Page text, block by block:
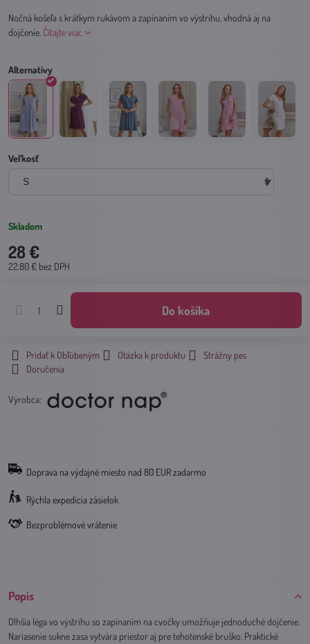
Nočná košeľa s krátkym rukávom a zapínaním vo výstrihu, vhodná aj na
dojčenie. Čítajte viac
Veľkosť
Skladom
28 €
22.80 € bez DPH
Do košíka
Pridať k Obľúbeným Otázka k produktu
Strážny pes
Doručenia
Výrobca:
Doprava na výdajné miesto nad 80 EUR zadarmo
Rýchla expedícia zásielok
Bezproblémové vrátenie
Popis
Dlhšia léga vo výstrihu so zapínaním na cvočky umožňuje jednoduché dojčenie.
Nariasenie sukne zasa vytvára priestor aj pre tehotenské bruško. Praktické